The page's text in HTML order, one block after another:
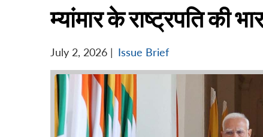
म्यांमार के राष्ट्रपति की
July 2, 2026 | Issue Brief